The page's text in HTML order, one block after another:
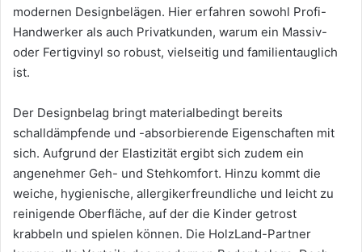
modernen Designbelägen. Hier erfahren sowohl Profi-
Handwerker als auch Privatkunden, warum ein Massiv-
oder Fertigvinyl so robust, vielseitig und familientauglich
ist.
Der Designbelag bringt materialbedingt bereits
schalldämpfende und -absorbierende Eigenschaften mit
sich. Aufgrund der Elastizität ergibt sich zudem ein
angenehmer Geh- und Stehkomfort. Hinzu kommt die
weiche, hygienische, allergikerfreundliche und leicht zu
reinigende Oberfläche, auf der die Kinder getrost
krabbeln und spielen können. Die HolzLand-Partner